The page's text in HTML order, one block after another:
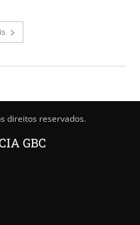
direitos reservados.
GBC